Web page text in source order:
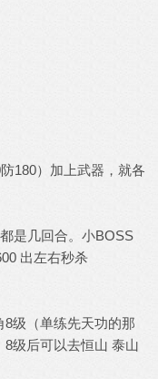
180）加上武器，就各
是几回合。小BOSS
出左右秒杀
级（单练先天功的那
级后可以去恒山 泰山